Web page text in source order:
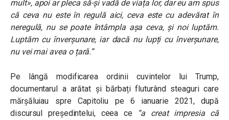
mult», apoi ar pleca să-și vadă de viața lor, dar eu am spus
că ceva nu este în regulă aici, ceva este cu adevărat în
neregulă, nu se poate întâmpla așa ceva, și noi luptăm.
Luptăm cu înverșunare, iar dacă nu lupți cu înverșunare,
nu vei mai avea o țară.”
Pe lângă modificarea ordinii cuvintelor lui Trump,
documentarul a arătat și bărbați fluturând steaguri care
mărșăluiau spre Capitoliu pe 6 ianuarie 2021, după
discursul președintelui, ceea ce
“a creat impresia că